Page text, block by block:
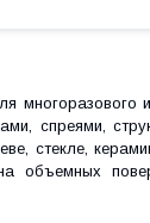
многоразового
спреями,
стекле,